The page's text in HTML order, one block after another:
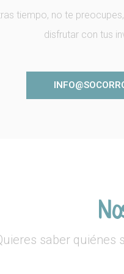
tiempo, no te
disfrutar con tus
saber quiénes